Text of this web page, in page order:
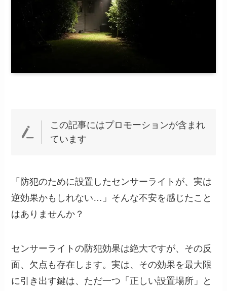
この記事にはプロモーションが含まれ
ています
「防犯のために設置したセンサーライトが、実は
逆効果かもしれない…」そんな不安を感じたこと
はありませんか？
センサーライトの防犯効果は絶大ですが、その反
面、欠点も存在します。実は、その効果を最大限
に引き出す鍵は、ただ一つ「正しい設置場所」と